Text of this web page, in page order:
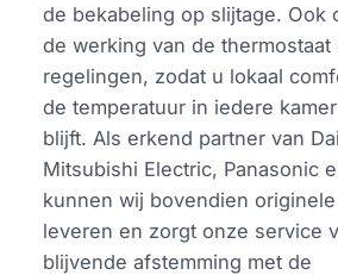
de bekabeling op slijtage. Ook
de werking van de thermostaat
regelingen, zodat u lokaal
de temperatuur in iedere
blijft. Als erkend partner van
Mitsubishi Electric, Panasonic
kunnen wij bovendien
leveren en zorgt onze service
blijvende afstemming met de